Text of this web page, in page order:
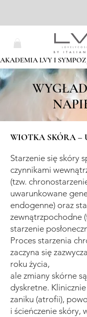
AKADEMIA LVY I
WIOTKA SKÓRA –
Starzenie się skóry
czynnikami
(tzw.
uwarunkowane
endogenne) oraz
zewnątrzpochodne
starzenie
Proces starzenia
zaczyna się
roku życia,
ale zmiany skórne
dyskretne.
zaniku (atrofii),
i ścieńczenie skóry,